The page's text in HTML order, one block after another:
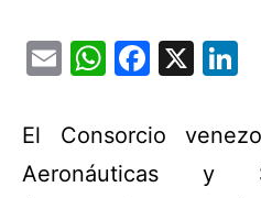
EmailWhatsApp
X
El Consorcio
Aeronáuticas y